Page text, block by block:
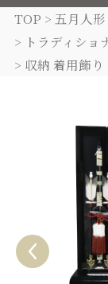
TOP 五月人形
トラディショ
収納 着用飾り